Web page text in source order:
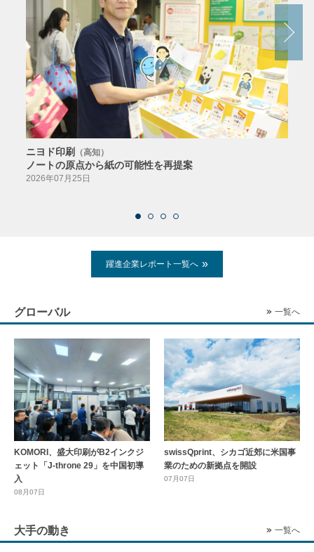
ニヨド印刷 （高知）
ノートの原点から紙の可能性を再提案
2026年07月25日
躍進企業レポート一覧へ
グローバル 一覧へ
KOMORI、盛大印刷がB2インクジ
ェット「J-throne 29」を中国初導
入
08月07日
swissQprint、シカゴ近郊に⽶国事
業のための新拠点を開設
07月07日
大手の動き 一覧へ